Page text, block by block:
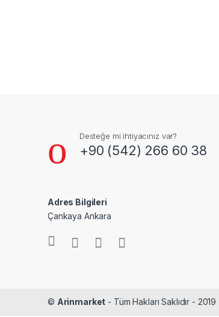
Desteğe mi ihtiyacınız var?
+90 (542) 266 60 38
Adres Bilgileri
Çankaya Ankara
© Arinmarket - Tüm Hakları Saklıdır - 2019